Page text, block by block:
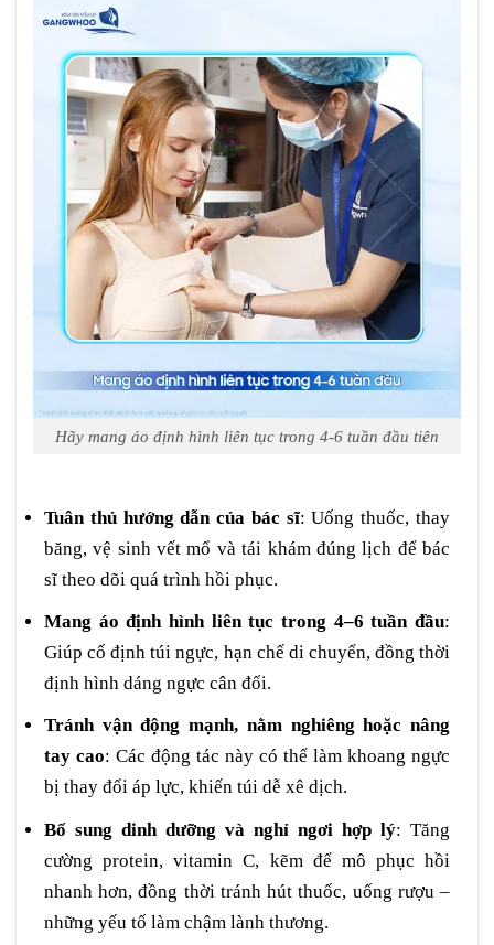
Hãy mang áo định hình liên tục trong 4-6 tuần đầu tiên
Tuân thủ hướng dẫn của bác sĩ: Uống thuốc, thay
băng, vệ sinh vết mổ và tái khám đúng lịch để bác
sĩ theo dõi quá trình hồi phục.
Mang áo định hình liên tục trong 4–6 tuần đầu:
Giúp cố định túi ngực, hạn chế di chuyển, đồng thời
định hình dáng ngực cân đối.
Tránh vận động mạnh, nằm nghiêng hoặc nâng
tay cao: Các động tác này có thể làm khoang ngực
bị thay đổi áp lực, khiến túi dễ xê dịch.
Bổ sung dinh dưỡng và nghỉ ngơi hợp lý: Tăng
cường protein, vitamin C, kẽm để mô phục hồi
nhanh hơn, đồng thời tránh hút thuốc, uống rượu –
những yếu tố làm chậm lành thương.